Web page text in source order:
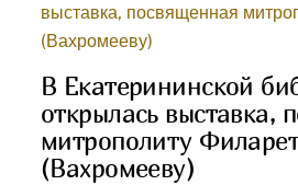
В Екатерининской
открылась выставка,
митрополиту
(Вахромееву)